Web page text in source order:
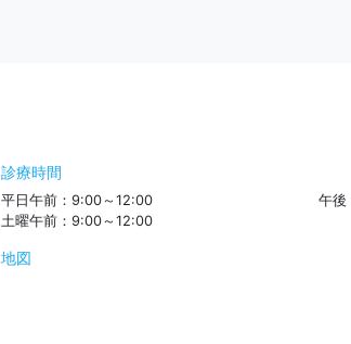
診療時間
平日午前：9:00～12:00
午後
土曜午前：9:00～12:00
地図